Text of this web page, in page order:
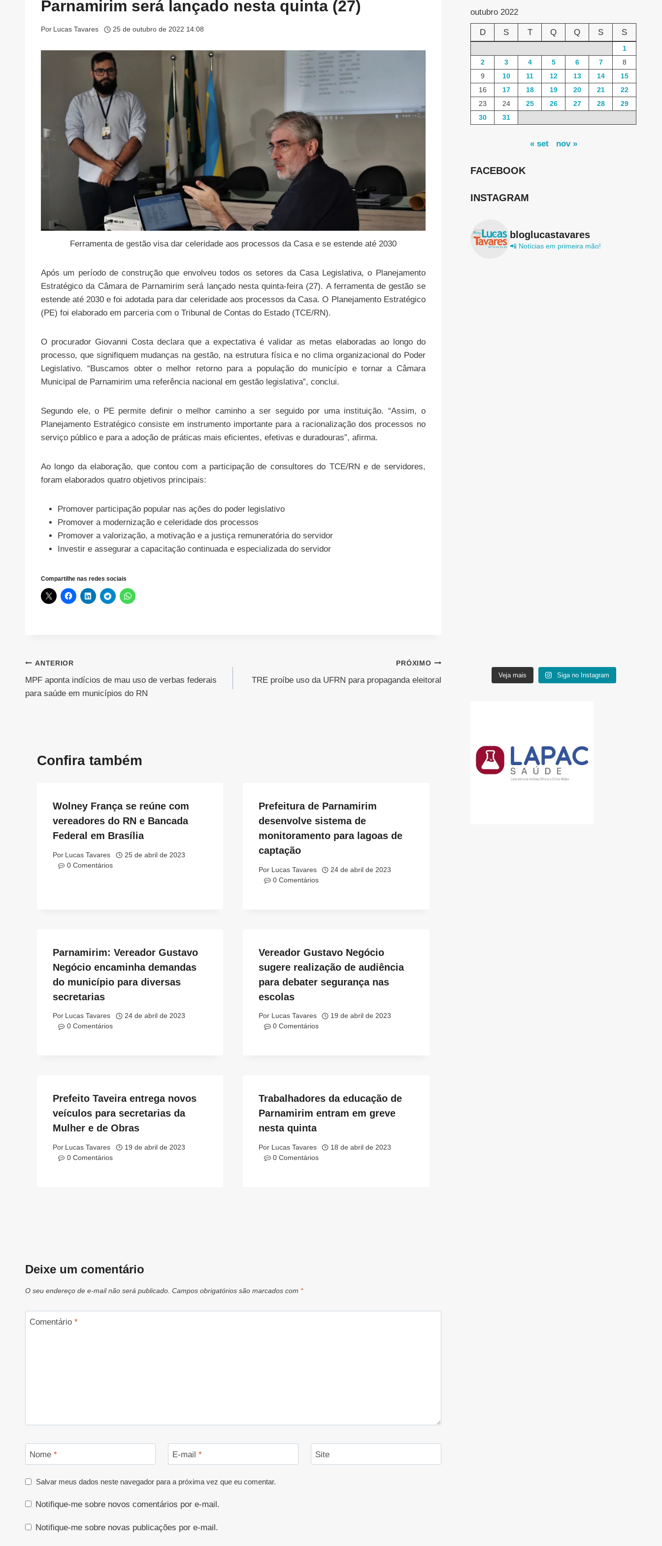
Parnamirim será lançado nesta quinta (27)
Por Lucas Tavares 25 de outubro de 2022 14:08
Ferramenta de gestão visa dar celeridade aos processos da Casa e se estende até 2030
Após um período de construção que envolveu todos os setores da Casa Legislativa, o Planejamento
Estratégico da Câmara de Parnamirim será lançado nesta quinta-feira (27). A ferramenta de gestão se
estende até 2030 e foi adotada para dar celeridade aos processos da Casa. O Planejamento Estratégico
(PE) foi elaborado em parceria com o Tribunal de Contas do Estado (TCE/RN).
O procurador Giovanni Costa declara que a expectativa é validar as metas elaboradas ao longo do
processo, que signifiquem mudanças na gestão, na estrutura física e no clima organizacional do Poder
Legislativo. “Buscamos obter o melhor retorno para a população do município e tornar a Câmara
Municipal de Parnamirim uma referência nacional em gestão legislativa”, conclui.
Segundo ele, o PE permite definir o melhor caminho a ser seguido por uma instituição. “Assim, o
Planejamento Estratégico consiste em instrumento importante para a racionalização dos processos no
serviço público e para a adoção de práticas mais eficientes, efetivas e duradouras”, afirma.
Ao longo da elaboração, que contou com a participação de consultores do TCE/RN e de servidores,
foram elaborados quatro objetivos principais:
Promover participação popular nas ações do poder legislativo
Promover a modernização e celeridade dos processos
Promover a valorização, a motivação e a justiça remuneratória do servidor
Investir e assegurar a capacitação continuada e especializada do servidor
Compartilhe nas redes sociais
Navegação
de
ANTERIOR
MPF aponta indícios de mau uso de verbas federais
para saúde em municípios do RN
PRÓXIMO
TRE proíbe uso da UFRN para propaganda eleitoral
Confira também
Wolney França se reúne com
vereadores do RN e Bancada
Federal em Brasília
Por Lucas Tavares
25 de abril de 2023
0 Comentários
Prefeitura de Parnamirim
desenvolve sistema de
monitoramento para lagoas de
captação
Por Lucas Tavares
24 de abril de 2023
0 Comentários
Parnamirim: Vereador Gustavo
Negócio encaminha demandas
do município para diversas
secretarias
Por Lucas Tavares
24 de abril de 2023
0 Comentários
Vereador Gustavo Negócio
sugere realização de audiência
para debater segurança nas
escolas
Por Lucas Tavares
19 de abril de 2023
0 Comentários
Prefeito Taveira entrega novos
veículos para secretarias da
Mulher e de Obras
Por Lucas Tavares
19 de abril de 2023
0 Comentários
Trabalhadores da educação de
Parnamirim entram em greve
nesta quinta
Por Lucas Tavares
18 de abril de 2023
0 Comentários
Deixe um comentário
O seu endereço de e-mail não será publicado. Campos obrigatórios são marcados com *
Comentário *
Nome * E-mail * Site
Salvar meus dados neste navegador para a próxima vez que eu comentar.
Notifique-me sobre novos comentários por e-mail.
Notifique-me sobre novas publicações por e-mail.
outubro 2022
D S T Q Q S S
1
2
3 4 5 6 7
8
9
10 11 12 13 14
15
16
17 18 19 20 21
22
23
24 25 26 27 28
29
30
31
« set nov »
FACEBOOK
INSTAGRAM
bloglucastavares
📲 Notícias em primeira mão!
Veja mais Siga no Instagram